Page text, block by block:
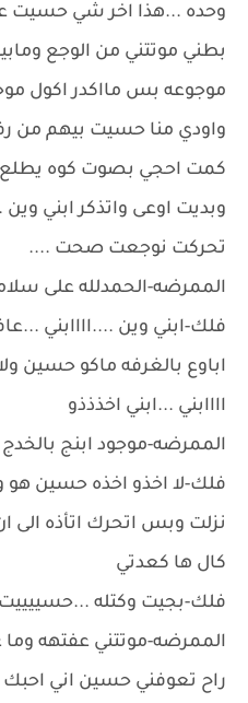
وحده ...هذا اخر شي حسيت
بطني موتتني من الوجع
موجوعه بس مااكدر اكول
واودي منا حسيت بيهم من
كمت احجي بصوت كوه يطلع
وبديت اوعى واتذكر ابني
تحركت نوجعت صحت ....
الممرضه-الحمدلله على
فلك-ابني وين ....اااابني
اباوع بالغرفه ماكو حسين
اااابني ...ابني اخذذذو
الممرضه-موجود ابنج بالخدج
فلك-لا اخذو اخذه حسين هو
نزلت وبس اتحرك اتأذه
كال ها كعدتي
فلك-بجيت وكتله ...حسييييت
الممرضه-موتتني عفتهه
راح تعوفني حسين اني احبك